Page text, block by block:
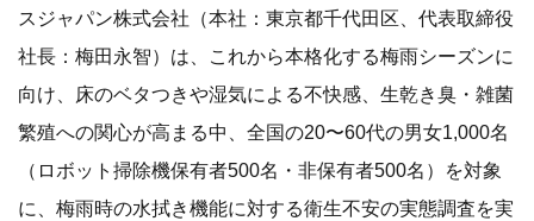
スジャパン株式会社（本社：東京都千代田区、代表取締役
社長：梅田永智）は、これから本格化する梅雨シーズンに
向け、床のベタつきや湿気による不快感、生乾き臭・雑菌
繁殖への関心が高まる中、全国の20〜60代の男女1,000名
（ロボット掃除機保有者500名・非保有者500名）を対象
に、梅雨時の水拭き機能に対する衛生不安の実態調査を実